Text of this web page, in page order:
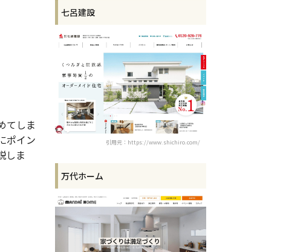
てしま
ポイン
しま
七呂建設
引用元：https://www.shichiro.com/
万代ホーム